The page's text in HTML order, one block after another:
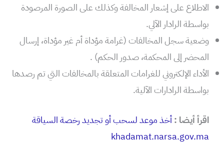
الاطلاع على إشعار المخالفة وكذلك على الصورة المرصودة
بواسطة الرادار الآلي.
وضعية سجل المخالفات (غرامة مؤداة أم غير مؤداة، إرسال
المحضر إلى المحكمة، صدور الحكم) .
الأداء الإلكتروني للغرامات المتعلقة بالمخالفات التي تم رصدها
بواسطة الرادارات الآلية.
اقرأ أيضا :أخذ موعد لسحب أو تجديد رخصة السياقة
khadamat.narsa.gov.ma